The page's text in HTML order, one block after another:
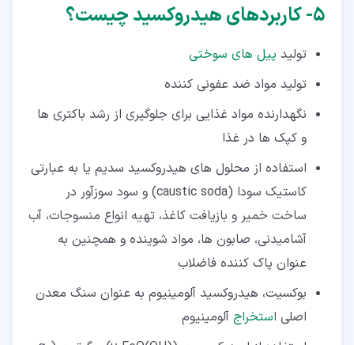
۵‏- کاربردهای هیدروکسید چیست؟
تولید پیل های سوختی
تولید مواد ضد عفونی کننده
نگهدارنده مواد غذایی برای جلوگیری از رشد باکتری ها
و کپک ها در غذا
استفاده از محلول های هیدروکسید سدیم یا به عبارتی
کاستیک سودا (caustic soda) و سود سوزآور در
ساخت خمیر و بازیافت کاغذ، تهیه انواع منسوجات، آب
آشامیدنی، صابون ها، مواد شوینده و همچنین به
عنوان پاک کننده فاضلاب
بوکسیت، هیدروکسید آلومینیوم به عنوان سنگ معدن
اصلی استخراج آلومینیوم